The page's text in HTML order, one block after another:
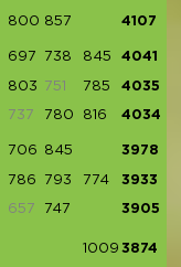
800 857 4107
697 738 845 4041
803 751 785 4035
737 780 816 4034
706 845 3978
786 793 774 3933
657 747 3905
1009 3874